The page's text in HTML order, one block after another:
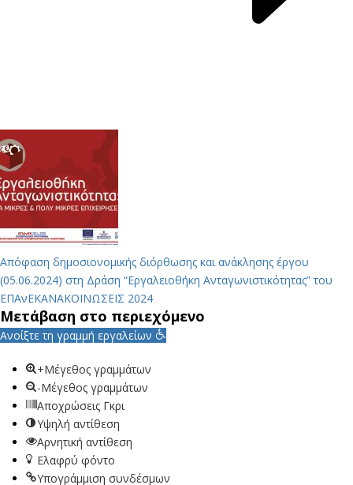
Απόφαση δημοσιονομικής διόρθωσης και ανάκλησης έργου
(05.06.2024) στη Δράση “Εργαλειοθήκη Ανταγωνιστικότητας” του
ΕΠΑνΕΚΑΝΑΚΟΙΝΩΣΕΙΣ 2024
Μετάβαση στο περιεχόμενο
Ανοίξτε τη γραμμή εργαλείων
+Μέγεθος γραμμάτων
-Μέγεθος γραμμάτων
Αποχρώσεις Γκρι
Υψηλή αντίθεση
Αρνητική αντίθεση
Ελαφρύ φόντο
Υπογράμμιση συνδέσμων